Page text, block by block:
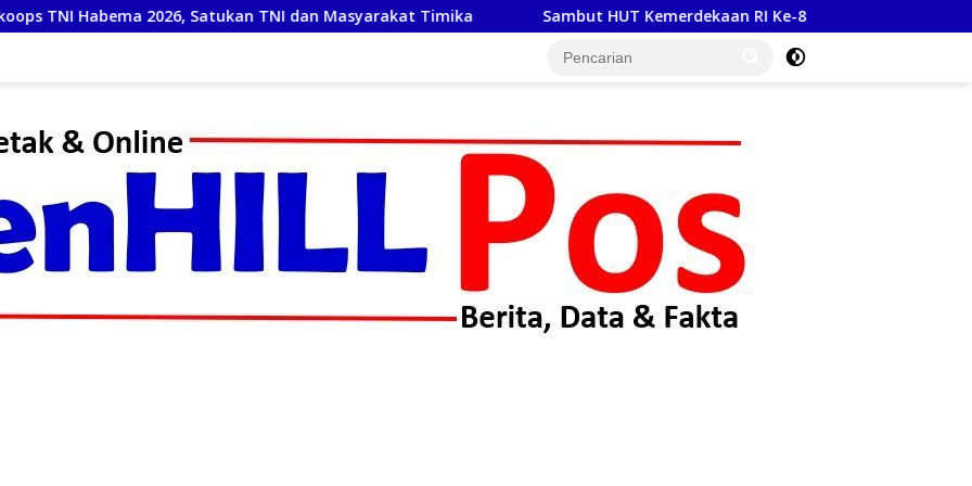
TNI dan Masyarakat Timika Sambut HUT Kemerdekaan RI Ke-81, Satlantas Polres Toba Bagi Sembako